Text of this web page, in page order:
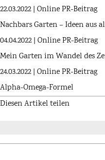
22.03.2022 | Online PR-Beitrag
Nachbars Garten – Ideen aus
04.04.2022 | Online PR-Beitrag
Mein Garten im Wandel des
24.03.2022 | Online PR-Beitrag
Alpha-­Omega-Formel
Diesen Artikel teilen